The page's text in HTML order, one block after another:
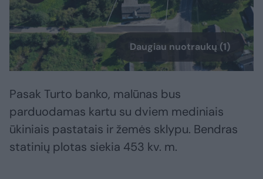
Daugiau nuotraukų (1)
Pasak Turto banko, malūnas bus
parduodamas kartu su dviem mediniais
ūkiniais pastatais ir žemės sklypu. Bendras
statinių plotas siekia 453 kv. m.